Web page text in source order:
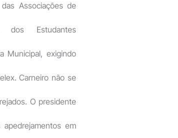
das Associações de
dos Estudantes
Municipal, exigindo
Carneiro não se
O presidente
em